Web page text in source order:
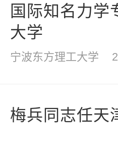
国际知名力学
大学
宁波东方理工大学
梅兵同志任天